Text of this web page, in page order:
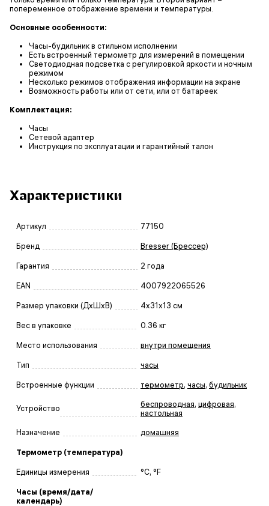
попеременное отображение времени и температуры.
Основные особенности:
Часы-будильник в стильном исполнении
Есть встроенный термометр для измерений в помещении
Светодиодная подсветка с регулировкой яркости и ночным
режимом
Несколько режимов отображения информации на экране
Возможность работы или от сети, или от батареек
Комплектация:
Часы
Сетевой адаптер
Инструкция по эксплуатации и гарантийный талон
Характеристики
Артикул 77150
Бренд Bresser (Брессер)
Гарантия 2 года
EAN 4007922065526
Размер упаковки (ДxШxВ) 4x31x13 см
Вес в упаковке 0.36 кг
Место использования внутри помещения
Тип часы
Встроенные функции термометр, часы, будильник
Устройство беспроводная, цифровая,
настольная
Назначение домашняя
Термометр (температура)
Единицы измерения °C, °F
Часы (время/дата/
календарь)